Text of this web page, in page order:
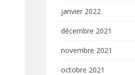
janvier 2022
décembre 2021
novembre 2021
octobre 2021